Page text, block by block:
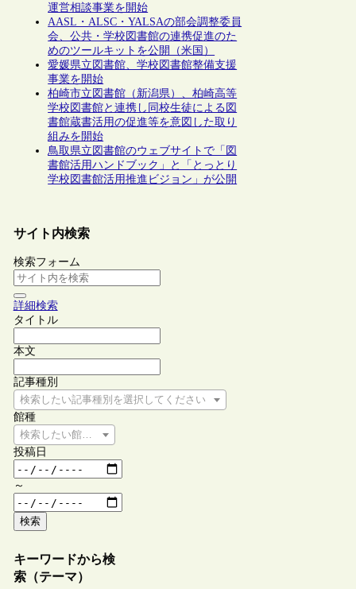
運営相談事業を開始
AASL・ALSC・YALSAの部会調整委員
会、公共・学校図書館の連携促進のた
めのツールキットを公開（米国）
愛媛県立図書館、学校図書館整備支援
事業を開始
柏崎市立図書館（新潟県）、柏崎高等
学校図書館と連携し同校生徒による図
書館蔵書活用の促進等を意図した取り
組みを開始
鳥取県立図書館のウェブサイトで「図
書館活用ハンドブック」と「とっとり
学校図書館活用推進ビジョン」が公開
サイト内検索
検索フォーム
詳細検索
タイトル
本文
記事種別
検索したい記事種別を選択してください
館種
検索したい館種を選択してください
投稿日
～
検索
キーワードから検
索（テーマ）